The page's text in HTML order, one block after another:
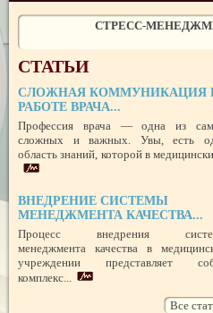
НЕФОРМАЛЬНЫЙ
УСПЕШНЫЙ ДЕБЮТ «ШКОЛЫ
ЦЕЛЕПОЛАГАНИЕ, или КАК
СТРЕСС-
ПРАВОВОЙ СТАТУС
РОЛЬ МЕДИЦИНСКОЙ
ГРАЖДАНСКОМ И
СТАТЬИ
СЛОЖНАЯ КОММУНИКАЦИЯ
РАБОТЕ ВРАЧА...
Профессия врача — одна из
сложных и важных. Увы, есть
область знаний, которой в
ВНЕДРЕНИЕ СИСТЕМЫ
МЕНЕДЖМЕНТА КАЧЕСТВА...
Процесс внедрения
менеджмента качества в
учреждении представляет
комплекс...
Все